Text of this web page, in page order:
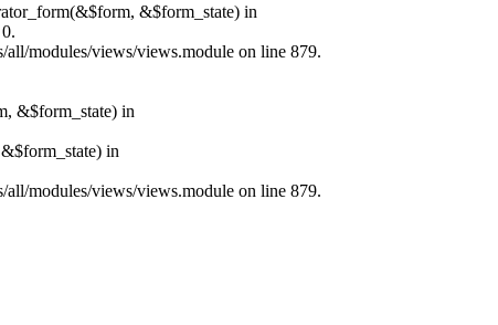
&$form_state) in
modules/views/views.module on line 879.
&$form_state) in
in
modules/views/views.module on line 879.